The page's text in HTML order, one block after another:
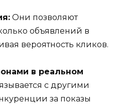
Они позволяют
объявлений в
вероятность кликов.
в реальном
с другими
за показы